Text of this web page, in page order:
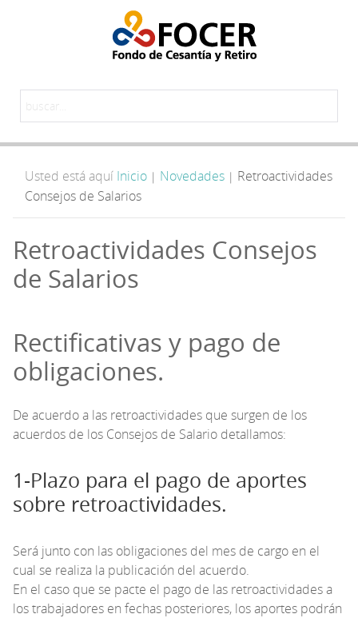
Usted está aquí Inicio | Novedades | Retroactividades
Consejos de Salarios
Retroactividades Consejos
de Salarios
Rectificativas y pago de
obligaciones.
De acuerdo a las retroactividades que surgen de los
acuerdos de los Consejos de Salario detallamos:
1-Plazo para el pago de aportes
sobre retroactividades.
Será junto con las obligaciones del mes de cargo en el
cual se realiza la publicación del acuerdo.
En el caso que se pacte el pago de las retroactividades a
los trabajadores en fechas posteriores, los aportes podrán